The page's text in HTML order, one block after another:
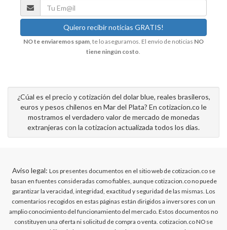
NO te enviaremos spam, te lo aseguramos. El envío de noticias NO
tiene ningún costo.
¿Cúal es el precio y cotización del dolar blue, reales brasileros,
euros y pesos chilenos en Mar del Plata? En cotizacion.co le
mostramos el verdadero valor de mercado de monedas
extranjeras con la cotizacion actualizada todos los días.
Aviso legal: Los presentes documentos en el sitio web de cotizacion.co se
basan en fuentes consideradas como fiables, aunque cotizacion.co no puede
garantizar la veracidad, integridad, exactitud y seguridad de las mismas. Los
comentarios recogidos en estas páginas están dirigidos a inversores con un
amplio conocimiento del funcionamiento del mercado. Estos documentos no
constituyen una oferta ni solicitud de compra o venta. cotizacion.co NO se